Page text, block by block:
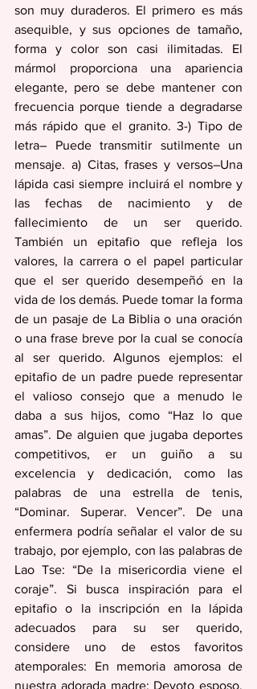
son muy duraderos. El primero es más
asequible, y sus opciones de tamaño,
forma y color son casi ilimitadas. El
mármol proporciona una apariencia
elegante, pero se debe mantener con
frecuencia porque tiende a degradarse
más rápido que el granito. 3-) Tipo de
letra– Puede transmitir sutilmente un
mensaje. a) Citas, frases y versos–Una
lápida casi siempre incluirá el nombre y
las fechas de nacimiento y de
fallecimiento de un ser querido.
También un epitafio que refleja los
valores, la carrera o el papel particular
que el ser querido desempeñó en la
vida de los demás. Puede tomar la forma
de un pasaje de La Biblia o una oración
o una frase breve por la cual se conocía
al ser querido. Algunos ejemplos: el
epitafio de un padre puede representar
el valioso consejo que a menudo le
daba a sus hijos, como “Haz lo que
amas”. De alguien que jugaba deportes
competitivos, er un guiño a su
excelencia y dedicación, como las
palabras de una estrella de tenis,
“Dominar. Superar. Vencer”. De una
enfermera podría señalar el valor de su
trabajo, por ejemplo, con las palabras de
Lao Tse: “De la misericordia viene el
coraje”. Si busca inspiración para el
epitafio o la inscripción en la lápida
adecuados para su ser querido,
considere uno de estos favoritos
atemporales: En memoria amorosa de
nuestra adorada madre; Devoto esposo,